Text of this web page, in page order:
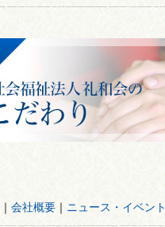
｜ 会社概要 ｜ ニュース・イベント